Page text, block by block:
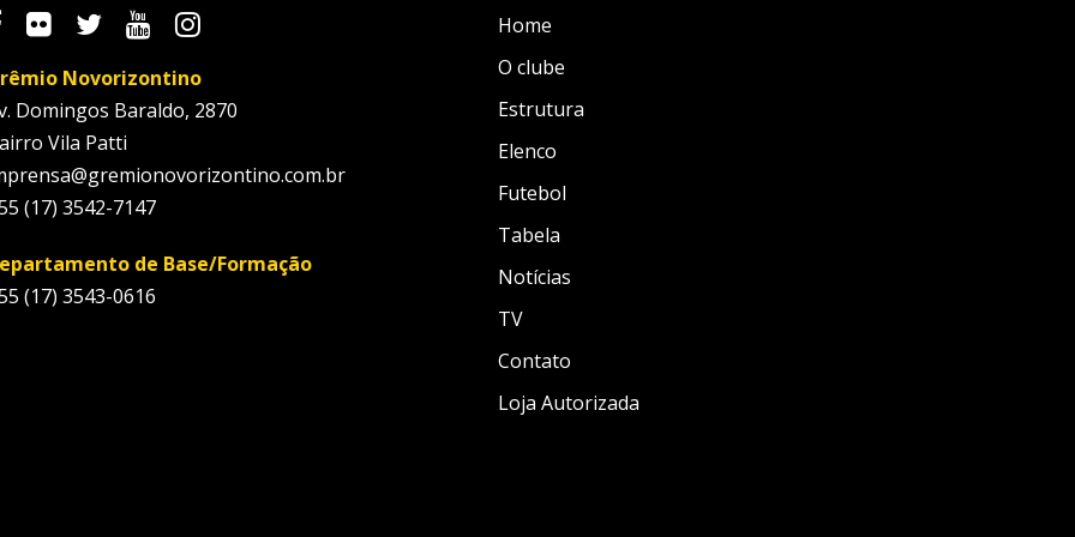
Novorizontino
Domingos Baraldo, 2870
Vila Patti
(17) 3542-7147
de Base/Formação
(17) 3543-0616
Home
O clube
Estrutura
Elenco
Futebol
Tabela
Notícias
TV
Contato
Loja Autorizada